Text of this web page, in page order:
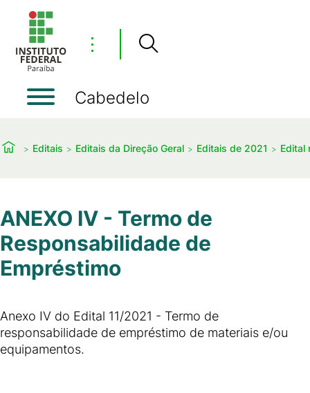
⋮
Cabedelo
Editais Editais da Direção Geral Editais de 2021 Edital
ANEXO IV - Termo de
Responsabilidade de
Empréstimo
Anexo IV do Edital 11/2021 - Termo de
responsabilidade de empréstimo de materiais e/ou
equipamentos.